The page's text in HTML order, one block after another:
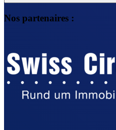
Nos partenaires :